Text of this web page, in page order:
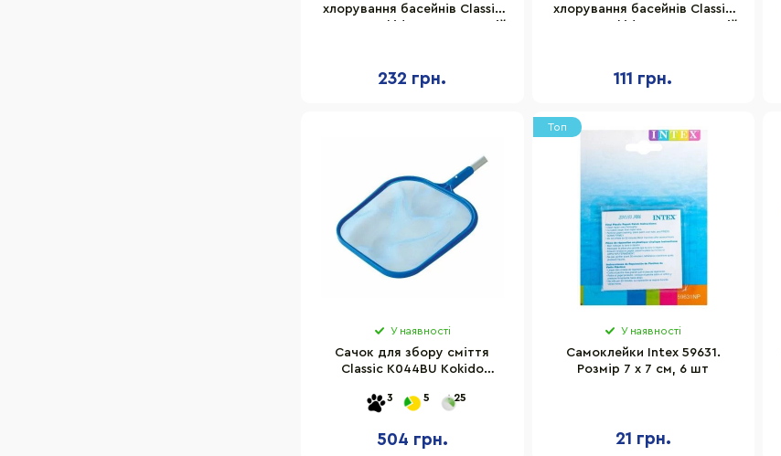
хлорування басейнів Classic
232 грн.
хлорування басейнів Classic
111 грн.
У наявності
Сачок для збору сміття
Classic K044BU Kokido
3 5 25
504 грн.
Топ
У наявності
Самоклейки Intex 59631.
Розмір 7 х 7 см, 6 шт
21 грн.